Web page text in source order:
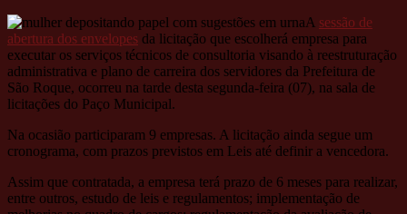
A sessão de
abertura dos envelopes da licitação que escolherá empresa para
executar os serviços técnicos de consultoria visando à reestruturação
administrativa e plano de carreira dos servidores da Prefeitura de
São Roque, ocorreu na tarde desta segunda-feira (07), na sala de
licitações do Paço Municipal.
Na ocasião participaram 9 empresas. A licitação ainda segue um
cronograma, com prazos previstos em Leis até definir a vencedora.
Assim que contratada, a empresa terá prazo de 6 meses para realizar,
entre outros, estudo de leis e regulamentos; implementação de